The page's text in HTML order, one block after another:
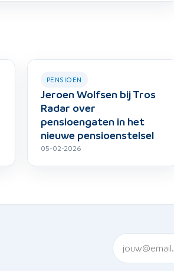
PENSIOEN
Jeroen Wolfsen bij Tros
Radar over
pensioengaten in het
nieuwe pensioenstelsel
05-02-2026